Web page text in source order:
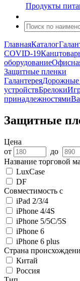
Продукты
ГлавнаяКаталог
COVID-19
оборудование
Защитные пленки
ГалантереяДорожные
устройствБрелоки
принадлежностями
Защитные
Цена
от
до
Название торговой
LuxCase
DF
Совместимость с
iPad 2/3/4
iPhone 4/4S
iPhone 5/5C/5S
iPhone 6
iPhone 6 plus
Страна
Китай
Россия